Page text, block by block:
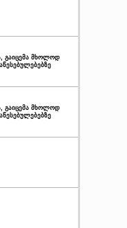
გაიცემა მხოლოდ
გაიცემა მხოლოდ